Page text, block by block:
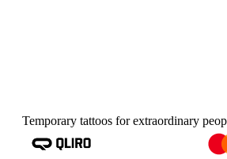
Temporary tattoos for extraordinary